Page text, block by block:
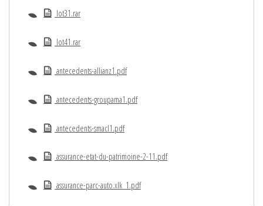
lot31.rar
lot41.rar
antecedents-allianz1.pdf
antecedents-groupama1.pdf
antecedents-smacl1.pdf
assurance-etat-du-patrimoine-2-11.pdf
assurance-parc-auto.xlk_1.pdf